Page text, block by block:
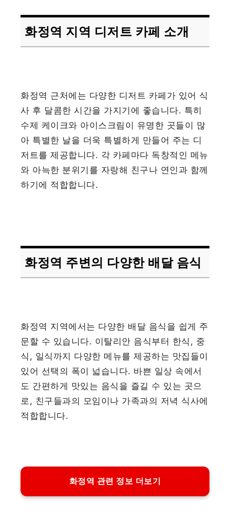
화정역 지역 디저트 카페 소개
화정역 근처에는 다양한 디저트 카페가 있어 식
사 후 달콤한 시간을 가지기에 좋습니다. 특히
수제 케이크와 아이스크림이 유명한 곳들이 많
아 특별한 날을 더욱 특별하게 만들어 주는 디
저트를 제공합니다. 각 카페마다 독창적인 메뉴
와 아늑한 분위기를 자랑해 친구나 연인과 함께
하기에 적합합니다.
화정역 주변의 다양한 배달 음식
화정역 지역에서는 다양한 배달 음식을 쉽게 주
문할 수 있습니다. 이탈리안 음식부터 한식, 중
식, 일식까지 다양한 메뉴를 제공하는 맛집들이
있어 선택의 폭이 넓습니다. 바쁜 일상 속에서
도 간편하게 맛있는 음식을 즐길 수 있는 곳으
로, 친구들과의 모임이나 가족과의 저녁 식사에
적합합니다.
화정역 관련 정보 더보기